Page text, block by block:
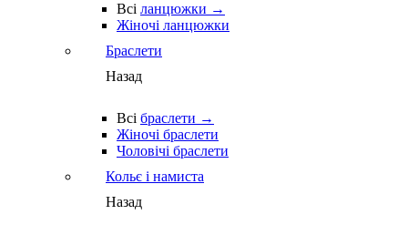
Всі ланцюжки →
Жіночі ланцюжки
Браслети
Назад
Всі браслети →
Жіночі браслети
Чоловічі браслети
Кольє і намиста
Назад